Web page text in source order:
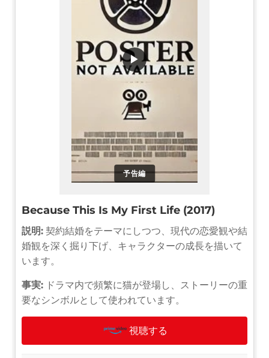
予告編
▶
Because This Is My First Life (2017)
説明: 契約結婚をテーマにしつつ、現代の恋愛観や結
婚観を深く掘り下げ、キャラクターの成長を描いて
います。
事実: ドラマ内で頻繁に猫が登場し、ストーリーの重
要なシンボルとして使われています。
視聴する